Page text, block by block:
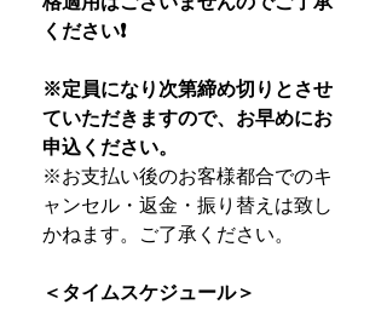
ください❗️
※定員になり次第締め切りとさせ
ていただきますので、お早めにお
申込ください。
※お支払い後のお客様都合でのキ
ャンセル・返金・振り替えは致し
かねます。ご了承ください。
＜タイムスケジュール＞